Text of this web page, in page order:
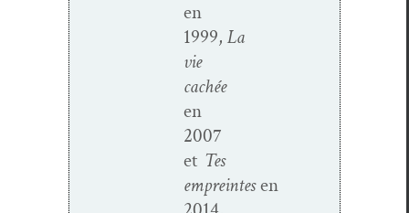
en
1999, La
vie
cachée
en
2007
et Tes
empreintesen